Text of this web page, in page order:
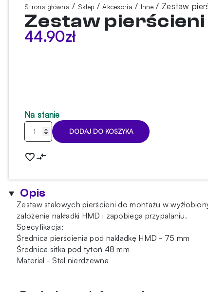
Strona główna / Sklep /Akcesoria / Inne / Zestaw
Zestaw
44.90zł
Na stanie
ilość
Zestaw
do
Embery
DODAJ DO KOSZYKA
Opis
Zestaw stalowych pierścieni do montażu w
założenie nakładki HMD i zapobiega przypalaniu.
Specyfikacja:
Średnica pierścienia pod nakładkę HMD - 75 mm
Średnica sitka pod tytoń 48 mm
Materiał - Stal nierdzewna